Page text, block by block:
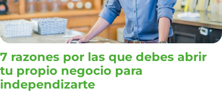
7 razones por las que debes abrir
tu propio negocio para
independizarte